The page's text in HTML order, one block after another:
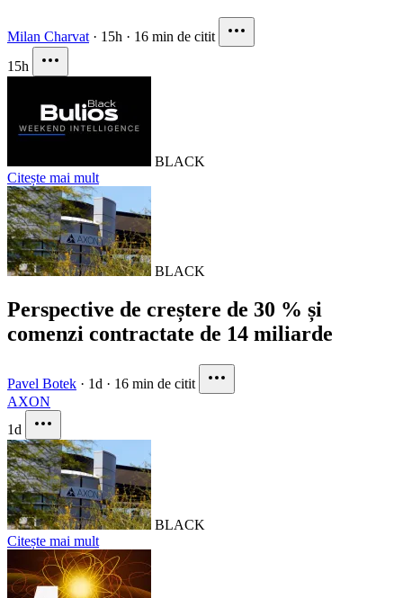
Milan Charvat · 15h · 16 min de citit
15h
BLACK
Citește mai mult
BLACK
Perspective de creștere de 30 % și
comenzi contractate de 14 miliarde
Pavel Botek · 1d · 16 min de citit
AXON
1d
BLACK
Citește mai mult